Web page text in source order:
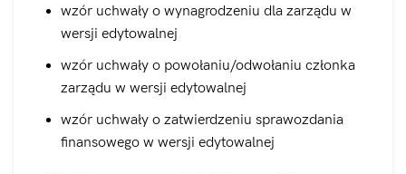
wzór uchwały o wynagrodzeniu dla zarządu w
wersji edytowalnej
wzór uchwały o powołaniu/odwołaniu członka
zarządu w wersji edytowalnej
wzór uchwały o zatwierdzeniu sprawozdania
finansowego w wersji edytowalnej